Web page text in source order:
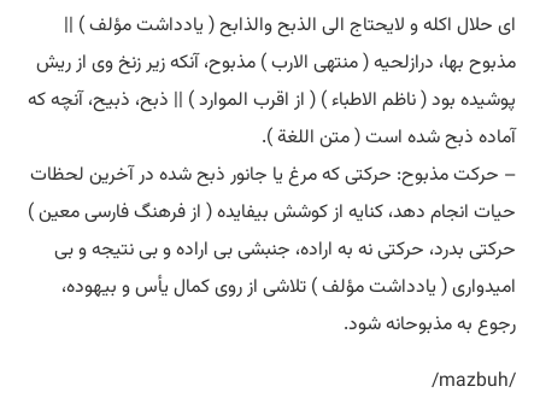
ای حلال اکله و لایحتاج الی الذبح والذابح ( یادداشت مؤلف ) ||
مذبوح بها، درازلحیه ( منتهی الارب ) مذبوح، آنکه زیر زنخ وی از ریش
پوشیده بود ( ناظم الاطباء ) ( از اقرب الموارد ) || ذبح، ذبیح، آنچه که
آماده ذبح شده است ( متن اللغة ).
– حرکت مذبوح: حرکتی که مرغ یا جانور ذبح شده در آخرین لحظات
حیات انجام دهد، کنایه از کوشش بیفایده ( از فرهنگ فارسی معین )
حرکتی بدرد، حرکتی نه به اراده، جنبشی بی اراده و بی نتیجه و بی
امیدواری ( یادداشت مؤلف ) تلاشی از روی کمال یأس و بیهوده،
رجوع به مذبوحانه شود.
/mazbuh/